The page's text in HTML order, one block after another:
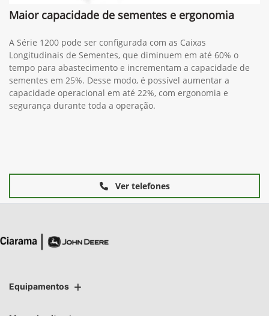
Maior capacidade de sementes e ergonomia
A Série 1200 pode ser configurada com as Caixas
Longitudinais de Sementes, que diminuem em até 60% o
tempo para abastecimento e incrementam a capacidade de
sementes em 25%. Desse modo, é possível aumentar a
capacidade operacional em até 22%, com ergonomia e
segurança durante toda a operação.
Ver telefones
Equipamentos